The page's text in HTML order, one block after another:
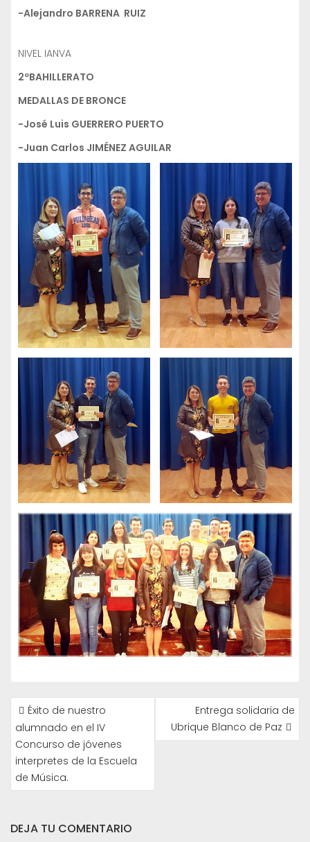
-Alejandro BARRENA RUIZ
NIVEL IANVA
2ºBAHILLERATO
MEDALLAS DE BRONCE
-José Luis GUERRERO PUERTO
-Juan Carlos JIMÉNEZ AGUILAR
NAVEGACIÓN
DE
ENTRADAS
Éxito de nuestro
alumnado en el IV
Concurso de jóvenes
interpretes de la Escuela
de Música.
Entrega solidaria de
Ubrique Blanco de Paz
DEJA TU COMENTARIO